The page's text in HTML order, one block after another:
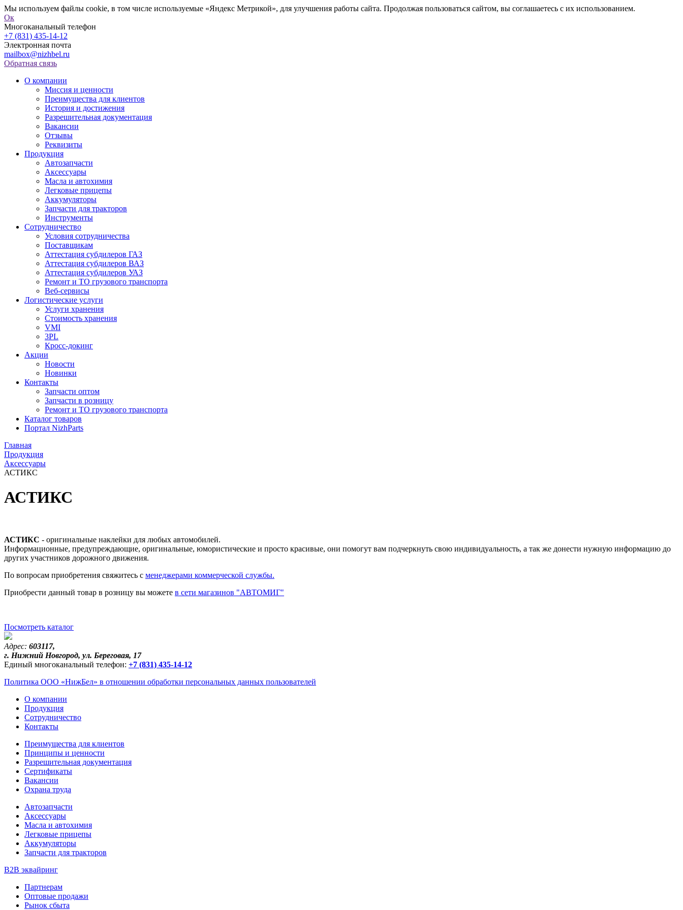
Мы используем файлы cookie, в том числе используемые «Яндекс Метрикой», для улучшения работы сайта. Продолжая пользоваться сайтом, вы соглашаетесь с их использованием.
Ок
Многоканальный телефон
+7 (831) 435-14-12
Электронная почта
mailbox@nizhbel.ru
Обратная связь
О компании
Миссия и ценности
Преимущества для клиентов
История и достижения
Разрешительная документация
Вакансии
Отзывы
Реквизиты
Продукция
Автозапчасти
Аксессуары
Масла и автохимия
Легковые прицепы
Аккумуляторы
Запчасти для тракторов
Инструменты
Сотрудничество
Условия сотрудничества
Поставщикам
Аттестация субдилеров ГАЗ
Аттестация субдилеров ВАЗ
Аттестация субдилеров УАЗ
Ремонт и ТО грузового транспорта
Веб-сервисы
Логистические услуги
Услуги хранения
Стоимость хранения
VMI
3PL
Кросс-докинг
Акции
Новости
Новинки
Контакты
Запчасти оптом
Запчасти в розницу
Ремонт и ТО грузового транспорта
Каталог товаров
Портал NizhParts
Главная
Продукция
Аксессуары
АСТИКС
АСТИКС
АСТИКС - оригинальные наклейки для любых автомобилей.
Информационные, предупреждающие, оригинальные, юмористические и просто красивые, они помогут вам подчеркнуть свою индивидуальность, а так же донести нужную информацию до
других участников дорожного движения.
По вопросам приобретения свяжитесь с менеджерами коммерческой службы.
Приобрести данный товар в розницу вы можете в сети магазинов "АВТОМИГ"
Посмотреть каталог
Адрес: 603117,
г. Нижний Новгород, ул. Береговая, 17
Единый многоканальный телефон: +7 (831) 435-14-12
Политика ООО «НижБел» в отношении обработки персональных данных пользователей
О компании
Продукция
Сотрудничество
Контакты
Преимущества для клиентов
Принципы и ценности
Разрешительная документация
Сертификаты
Вакансии
Охрана труда
Автозапчасти
Аксессуары
Масла и автохимия
Легковые прицепы
Аккумуляторы
Запчасти для тракторов
B2B эквайринг
Партнерам
Оптовые продажи
Рынок сбыта